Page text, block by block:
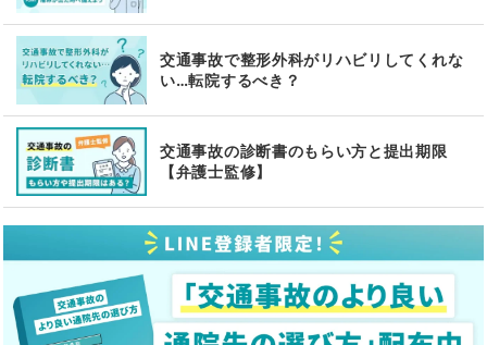
交通事故で整形外科がリハビリしてくれな
い…転院するべき？
交通事故の診断書のもらい方と提出期限
【弁護士監修】